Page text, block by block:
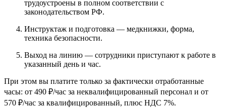
трудоустроены в полном соответствии с
законодательством РФ.
Инструктаж и подготовка — медкнижки, форма,
техника безопасности.
Выход на линию — сотрудники приступают к работе в
указанный день и час.
При этом вы платите только за фактически отработанные
часы: от 490 ₽/час за неквалифицированный персонал и от
570 ₽/час за квалифицированный, плюс НДС 7%.